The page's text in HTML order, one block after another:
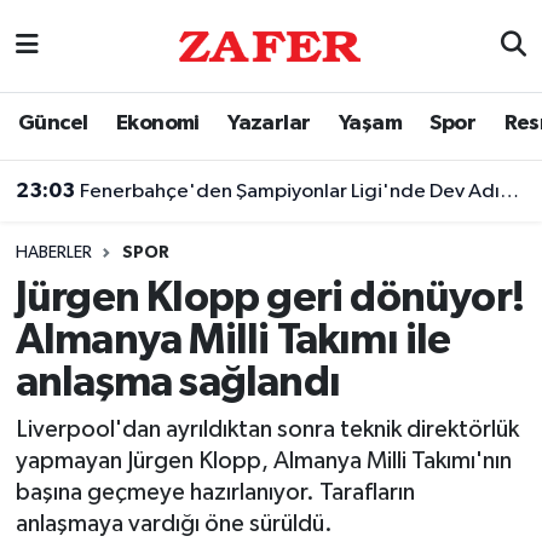
Güncel Ekonomi Yazarlar Yaşam Spor
23:03 Fenerbahçe'den Şampiyonlar Ligi'nde Dev Adım! Sturm Graz'ı 2-0'la Geçti
HABERLER SPOR
Jürgen Klopp geri dönüyor!
Almanya Milli Takımı ile
anlaşma sağlandı
Liverpool'dan ayrıldıktan sonra teknik direktörlük
yapmayan Jürgen Klopp, Almanya Milli Takımı'nın
başına geçmeye hazırlanıyor. Tarafların
anlaşmaya vardığı öne sürüldü.
Nöbetçi Eczaneler
Trafik Durumu
Süper Lig Puan Durumu ve Fikstür
Tüm Manşetler
Son Dakika Haberleri
Haber Arşivi